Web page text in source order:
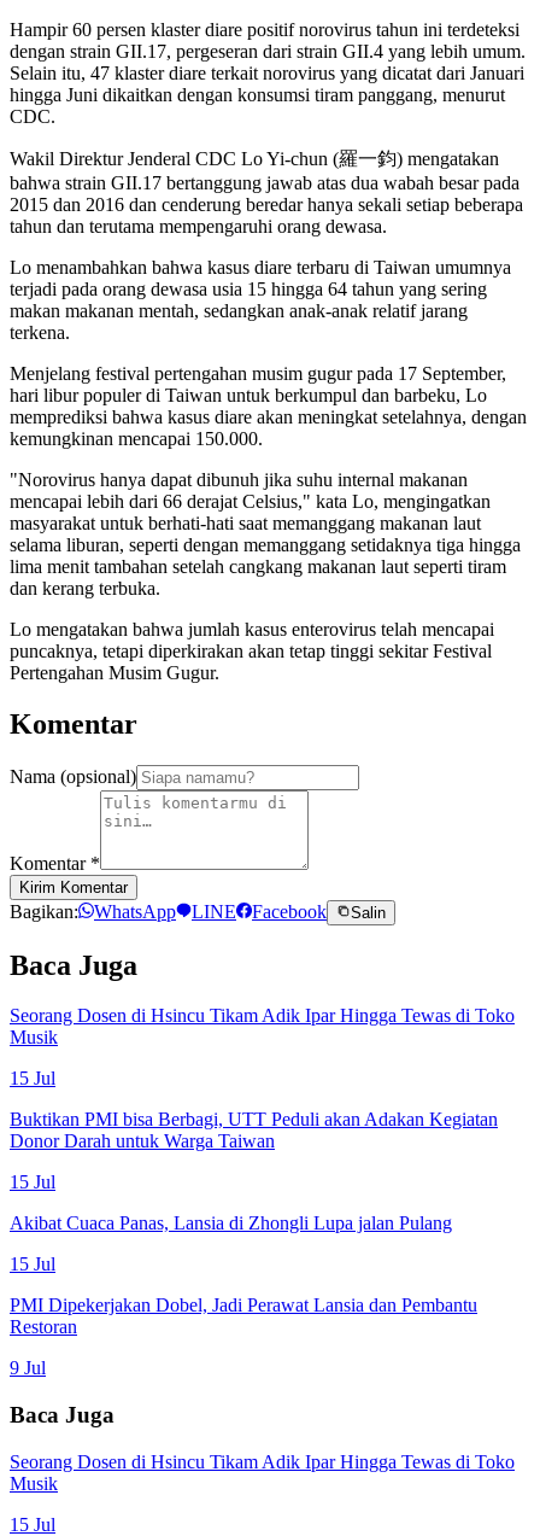
Hampir 60 persen klaster diare positif norovirus tahun ini terdeteksi
dengan strain GII.17, pergeseran dari strain GII.4 yang lebih umum.
Selain itu, 47 klaster diare terkait norovirus yang dicatat dari Januari
hingga Juni dikaitkan dengan konsumsi tiram panggang, menurut
CDC.
Wakil Direktur Jenderal CDC Lo Yi-chun (羅一鈞) mengatakan
bahwa strain GII.17 bertanggung jawab atas dua wabah besar pada
2015 dan 2016 dan cenderung beredar hanya sekali setiap beberapa
tahun dan terutama mempengaruhi orang dewasa.
Lo menambahkan bahwa kasus diare terbaru di Taiwan umumnya
terjadi pada orang dewasa usia 15 hingga 64 tahun yang sering
makan makanan mentah, sedangkan anak-anak relatif jarang
terkena.
Menjelang festival pertengahan musim gugur pada 17 September,
hari libur populer di Taiwan untuk berkumpul dan barbeku, Lo
memprediksi bahwa kasus diare akan meningkat setelahnya, dengan
kemungkinan mencapai 150.000.
"Norovirus hanya dapat dibunuh jika suhu internal makanan
mencapai lebih dari 66 derajat Celsius," kata Lo, mengingatkan
masyarakat untuk berhati-hati saat memanggang makanan laut
selama liburan, seperti dengan memanggang setidaknya tiga hingga
lima menit tambahan setelah cangkang makanan laut seperti tiram
dan kerang terbuka.
Lo mengatakan bahwa jumlah kasus enterovirus telah mencapai
puncaknya, tetapi diperkirakan akan tetap tinggi sekitar Festival
Pertengahan Musim Gugur.
Komentar
Nama (opsional)
Komentar *
Kirim Komentar
Bagikan: WhatsApp LINE Facebook Salin
Baca Juga
Seorang Dosen di Hsincu Tikam Adik Ipar Hingga Tewas di Toko
Musik
15 Jul
Buktikan PMI bisa Berbagi, UTT Peduli akan Adakan Kegiatan
Donor Darah untuk Warga Taiwan
15 Jul
Akibat Cuaca Panas, Lansia di Zhongli Lupa jalan Pulang
15 Jul
PMI Dipekerjakan Dobel, Jadi Perawat Lansia dan Pembantu
Restoran
9 Jul
Baca Juga
Seorang Dosen di Hsincu Tikam Adik Ipar Hingga Tewas di Toko
Musik
15 Jul